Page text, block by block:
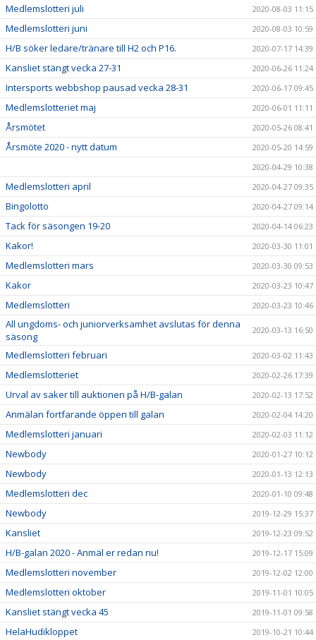
Medlemslotteri juli 2020-08-03 11:15
Medlemslotteri juni 2020-08-03 10:59
H/B söker ledare/tränare till H2 och P16. 2020-07-17 14:39
Kansliet stängt vecka 27-31 2020-06-26 11:24
Intersports webbshop pausad vecka 28-31 2020-06-17 09:45
Medlemslotteriet maj 2020-06-01 11:11
Årsmötet 2020-05-26 08:41
Årsmöte 2020 - nytt datum
2020-05-20 14:59
2020-04-29 10:38
Medlemslotteri april 2020-04-27 09:35
Bingolotto 2020-04-27 09:14
Tack för säsongen 19-20 2020-04-14 06:23
Kakor! 2020-03-30 11:01
Medlemslotteri mars 2020-03-30 09:53
Kakor 2020-03-23 10:47
Medlemslotteri 2020-03-23 10:46
All ungdoms- och juniorverksamhet avslutas för denna
säsong
2020-03-13 16:50
Medlemslotteri februari 2020-03-02 11:43
Medlemslotteriet 2020-02-26 17:39
Urval av saker till auktionen på H/B-galan 2020-02-13 17:52
Anmälan fortfarande öppen till galan 2020-02-04 14:20
Medlemslotteri januari 2020-02-03 11:12
Newbody 2020-01-27 10:12
Newbody 2020-01-13 12:13
Medlemslotteri dec 2020-01-10 09:48
Newbody 2019-12-29 15:37
Kansliet 2019-12-23 09:52
H/B-galan 2020 - Anmäl er redan nu! 2019-12-17 15:09
Medlemslotteri november 2019-12-02 12:00
Medlemslotteri oktober 2019-11-01 10:05
Kansliet stängt vecka 45 2019-11-01 09:58
HelaHudikloppet 2019-10-21 10:44